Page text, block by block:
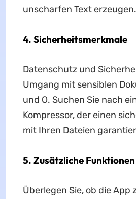
unscharfen Text erzeugen.
4. Sicherheitsmerkmale
Datenschutz und
Umgang mit sensiblen
und O. Suchen Sie nach
Kompressor, der einen
mit Ihren Dateien
5. Zusätzliche Funktionen
Überlegen Sie, ob die App